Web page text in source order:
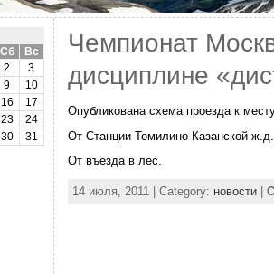
Сб
Вс
2
3
9
10
16
17
23
24
30 31
Чемпионат
дисциплине
Опубликована схема проезда к
От Станции Томилино Казанской ж.д.
От въезда в лес.
14 июля, 2011 | Category: новости|